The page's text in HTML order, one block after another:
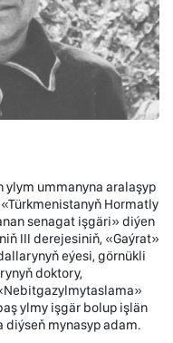
ylym ummanyna aralaşyp
Hormatly
senagat işgäri» diýen
III derejesiniň, «Gaýrat»
eýesi, görnükli
doktory,
ylmy işgär bolup işlän
diýseň mynasyp adam.